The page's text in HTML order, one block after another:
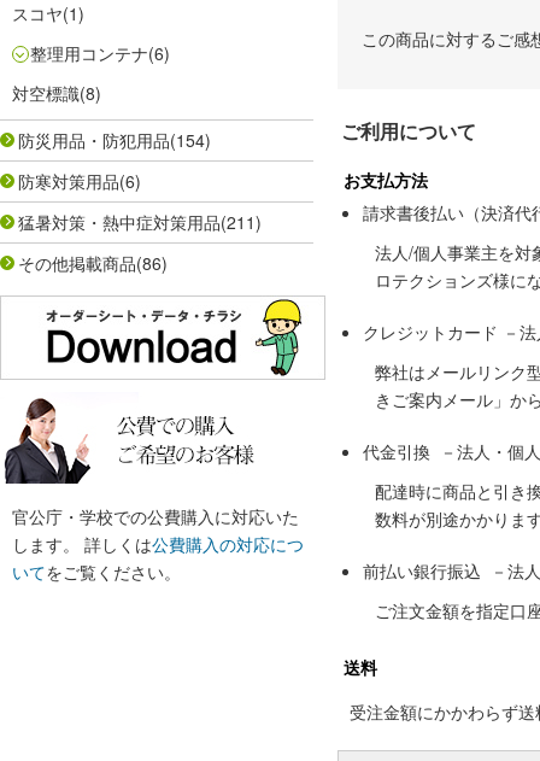
スコヤ(1)
整理用コンテナ(6)
対空標識(8)
防災用品・防犯用品(154)
防寒対策用品(6)
猛暑対策・熱中症対策用品(211)
その他掲載商品(86)
官公庁・学校での公費購入に対応いた
します。 詳しくは公費購入の対応につ
いてをご覧ください。
この商品に対するご感
ご利用について
お支払方法
請求書後払い（決済代
法人/個人事業主を対
ロテクションズ様に
クレジットカード －
弊社はメールリンク
きご案内メール」か
代金引換 －法人・個
配達時に商品と引き
数料が別途かかりま
前払い銀行振込 －法
ご注文金額を指定口
送料
受注金額にかかわらず